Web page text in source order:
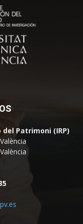
Patrimoni (IRP)